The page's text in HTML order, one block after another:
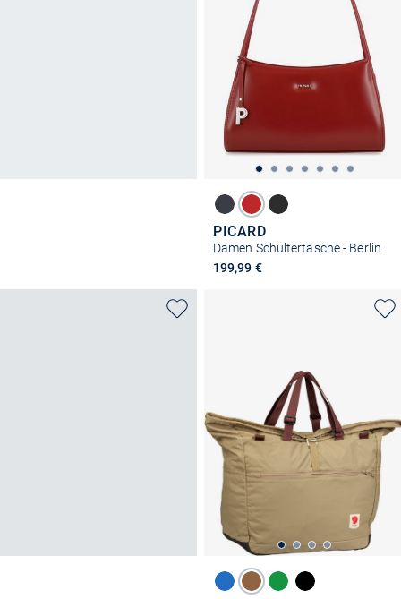
PICARD
Damen Schultertasche - Berlin
199,99 €